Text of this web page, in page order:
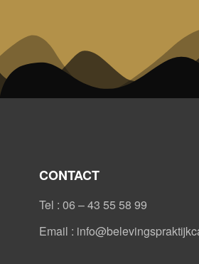
CONTACT
Tel : 06 – 43 55 58 99
Email :